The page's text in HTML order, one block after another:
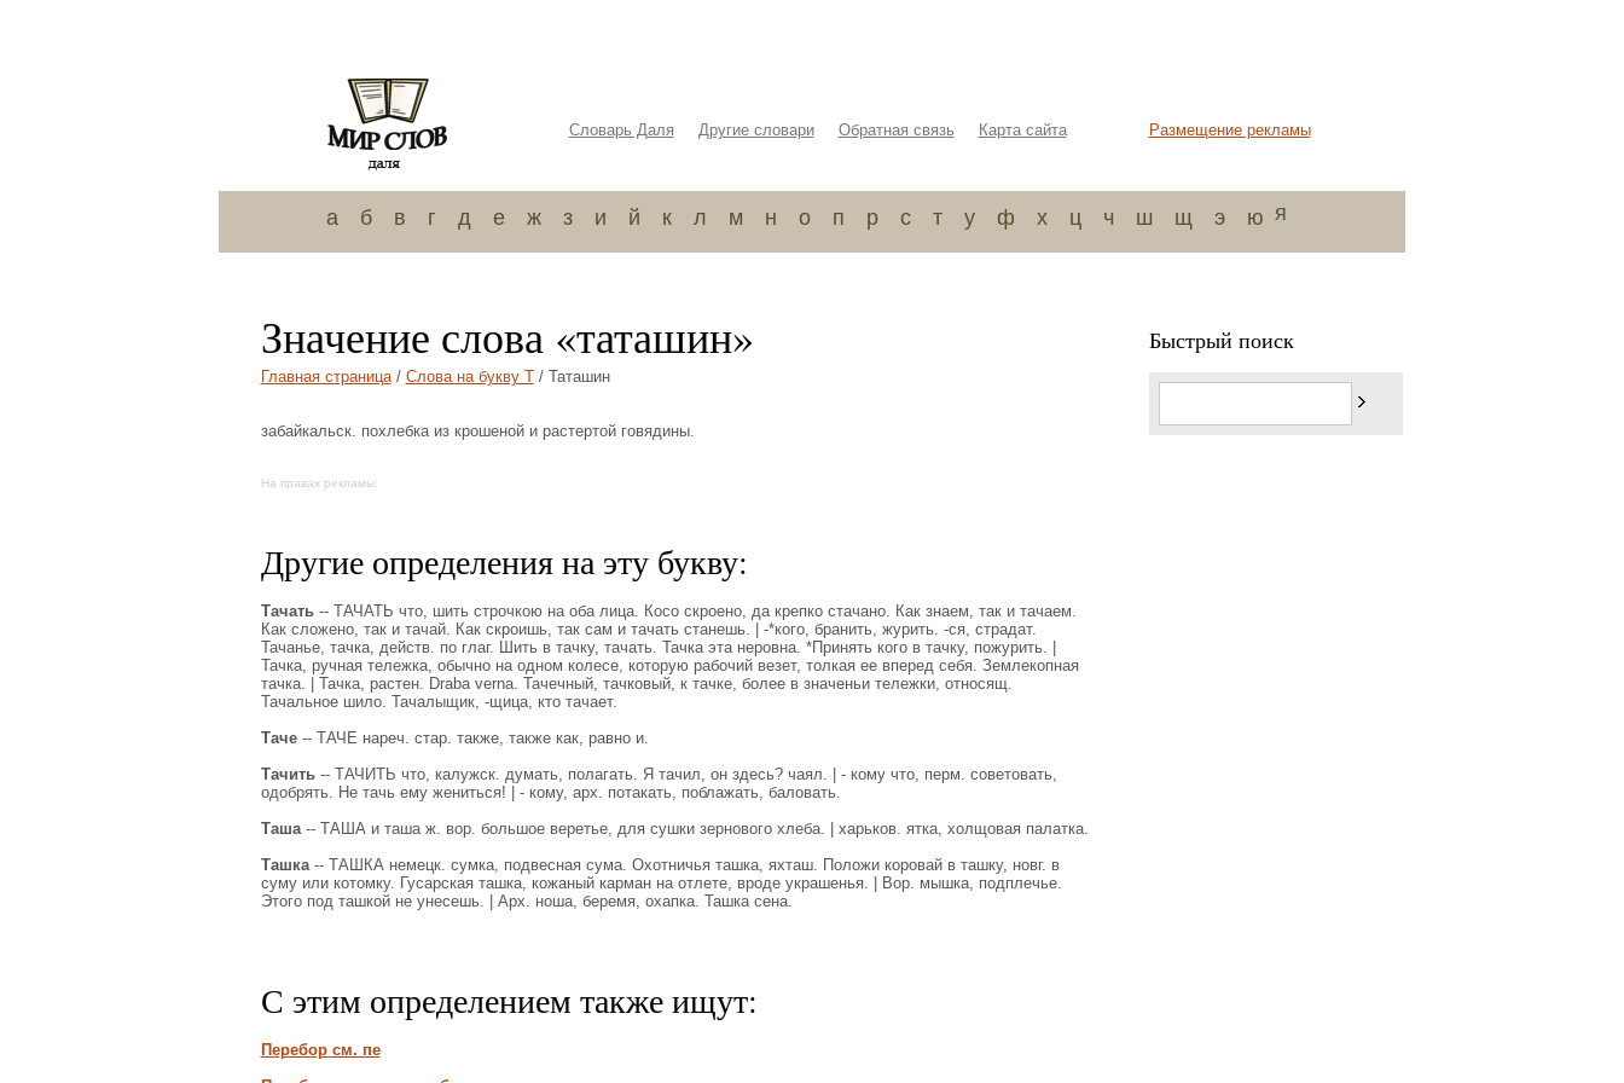
Словарь Даля Другие словари Обратная связь Карта сайта Размещение рекламы
а б в г д е ж з и й к л м н о п р с т у ф х ц ч ш щ э ю я
Значение слова «таташин»
Главная страница/ Слова на букву Т/ Таташин
забайкальск. похлебка из крошеной и растертой говядины.
На правах рекламы:
Другие определения на эту букву:
Тачать-- ТАЧАТЬ что, шить строчкою на оба лица. Косо скроено, да крепко стачано. Как знаем, так и тачаем.
Как сложено, так и тачай. Как скроишь, так сам и тачать станешь. | -*кого, бранить, журить. -ся, страдат.
Тачанье, тачка, действ. по глаг. Шить в тачку, тачать. Тачка эта неровна. *Принять кого в тачку, пожурить. |
Тачка, ручная тележка, обычно на одном колесе, которую рабочий везет, толкая ее вперед себя. Землекопная
тачка. | Тачка, растен. Draba verna. Тачечный, тачковый, к тачке, более в значеньи тележки, относящ.
Тачальное шило. Тачалыщик, -щица, кто тачает.
Таче-- ТАЧЕ нареч. стар. также, также как, равно и.
Тачить-- ТАЧИТЬ что, калужск. думать, полагать. Я тачил, он здесь? чаял. | - кому что, перм. советовать,
одобрять. Не тачь ему жениться! | - кому, арх. потакать, поблажать, баловать.
Таша-- ТАША и таша ж. вор. большое веретье, для сушки зернового хлеба. | харьков. ятка, холщовая палатка.
Ташка-- ТАШКА немецк. сумка, подвесная сума. Охотничья ташка, яхташ. Положи коровай в ташку, новг. в
суму или котомку. Гусарская ташка, кожаный карман на отлете, вроде украшенья. | Вор. мышка, подплечье.
Этого под ташкой не унесешь. | Арх. ноша, беремя, охапка. Ташка сена.
С этим определением также ищут:
Перебор см. пе
Быстрый поиск